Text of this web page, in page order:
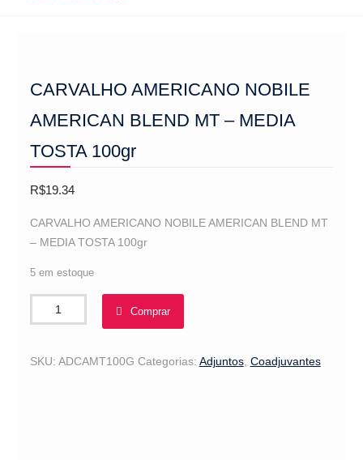
CARVALHO AMERICANO NOBILE
AMERICAN BLEND MT – MEDIA
TOSTA 100gr
R$19.34
CARVALHO AMERICANO NOBILE AMERICAN BLEND MT
– MEDIA TOSTA 100gr
5 em estoque
CARVALHO
AMERICANO
AMERICAN
Comprar
SKU: ADCAMT100G Categorias: Adjuntos, Coadjuvantes